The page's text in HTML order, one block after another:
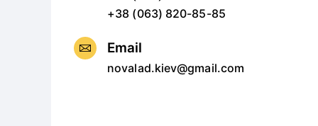
+38 (063) 820-85-85
Email
novalad.kiev@gmail.com